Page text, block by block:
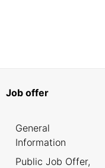
Job offer
General
Information
Public Job Offer,